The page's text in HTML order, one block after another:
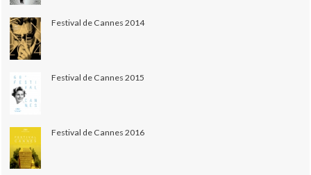
Festival de Cannes 2014
Festival de Cannes 2015
Festival de Cannes 2016